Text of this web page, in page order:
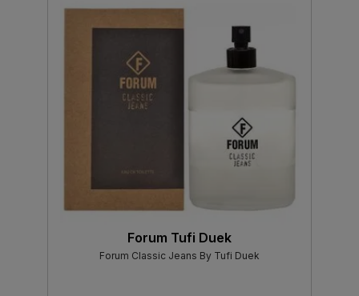
Forum Tufi Duek
Forum Classic Jeans By Tufi Duek